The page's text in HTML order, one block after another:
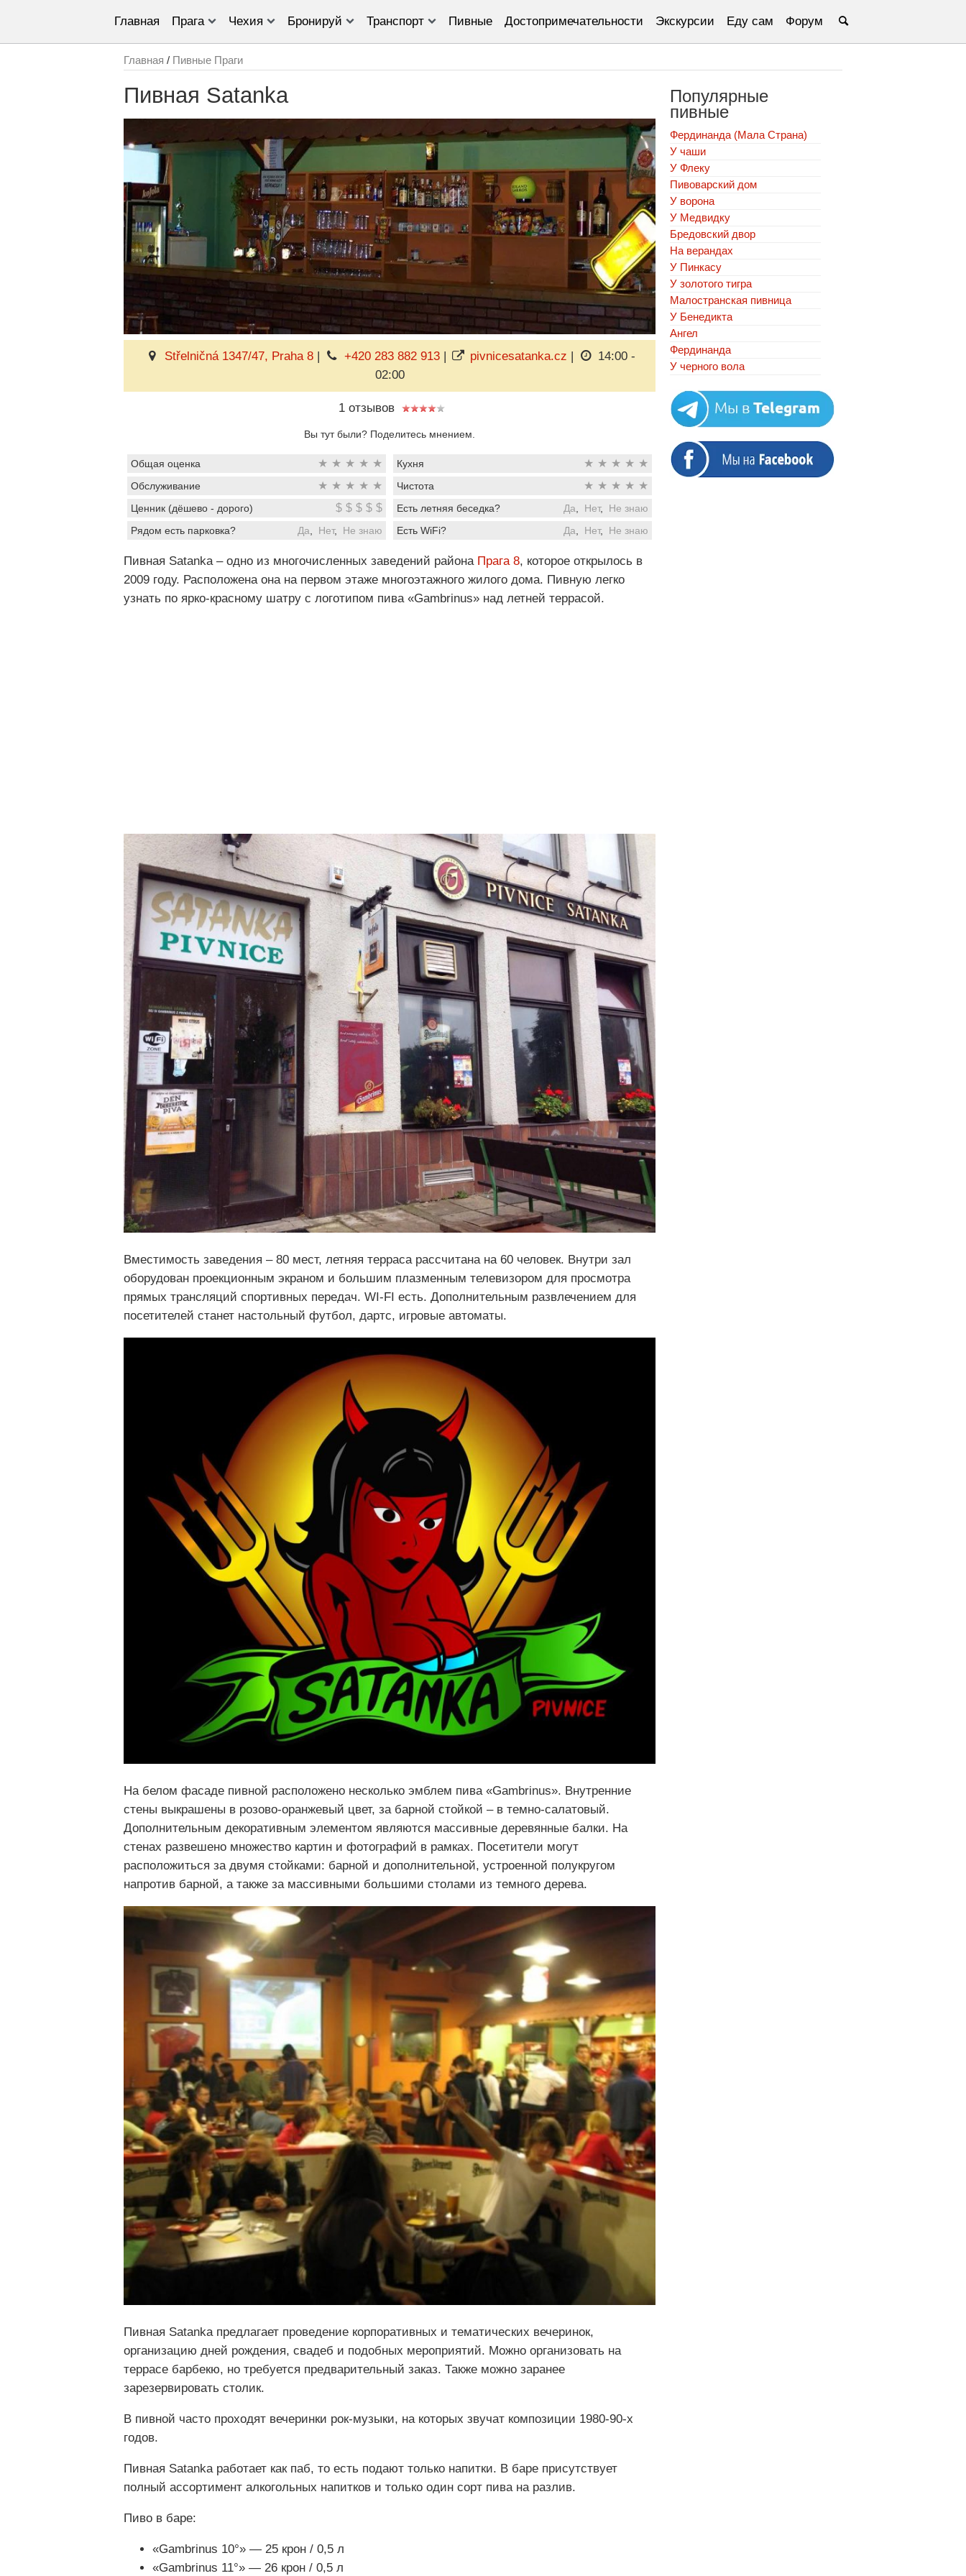
Главная Прага Чехия Бронируй Транспорт Пивные Достопримечательности Экскурсии Еду сам Форум
Главная / Пивные Праги
Пивная Satanka
Střelničná 1347/47, Praha 8| +420 283 882 913| pivnicesatanka.cz |
14:00 -
02:00
1 отзывов
Вы тут были? Поделитесь мнением.
Общая оценка ★ ★ ★ ★ ★ Кухня ★ ★ ★ ★ ★
Обслуживание ★ ★ ★ ★ ★ Чистота ★ ★ ★ ★ ★
Ценник (дёшево - дорого) $ $ $ $ $ Есть летняя беседка? Да Нет, Не знаю
Рядом есть парковка?
Да Нет, Не знаю Есть WiFi? Да Нет, Не знаю
Пивная Satanka – одно из многочисленных заведений района Прага 8, которое открылось в
2009 году. Расположена она на первом этаже многоэтажного жилого дома. Пивную легко
узнать по ярко-красному шатру с логотипом пива «Gambrinus» над летней террасой.
Вместимость заведения – 80 мест, летняя терраса рассчитана на 60 человек. Внутри зал
оборудован проекционным экраном и большим плазменным телевизором для просмотра
прямых трансляций спортивных передач. WI-FI есть. Дополнительным развлечением для
посетителей станет настольный футбол, дартс, игровые автоматы.
На белом фасаде пивной расположено несколько эмблем пива «Gambrinus». Внутренние
стены выкрашены в розово-оранжевый цвет, за барной стойкой – в темно-салатовый.
Дополнительным декоративным элементом являются массивные деревянные балки. На
стенах развешено множество картин и фотографий в рамках. Посетители могут
расположиться за двумя стойками: барной и дополнительной, устроенной полукругом
напротив барной, а также за массивными большими столами из темного дерева.
Пивная Satanka предлагает проведение корпоративных и тематических вечеринок,
организацию дней рождения, свадеб и подобных мероприятий. Можно организовать на
террасе барбекю, но требуется предварительный заказ. Также можно заранее
зарезервировать столик.
В пивной часто проходят вечеринки рок-музыки, на которых звучат композиции 1980-90-х
годов.
Пивная Satanka работает как паб, то есть подают только напитки. В баре присутствует
полный ассортимент алкогольных напитков и только один сорт пива на разлив.
Пиво в баре:
«Gambrinus 10°» — 25 крон / 0,5 л
«Gambrinus 11°» — 26 крон / 0,5 л
Популярные
пивные
Фердинанда (Мала Страна)
У чаши
У Флеку
Пивоварский дом
У ворона
У Медвидку
Бредовский двор
На верандах
У Пинкасу
У золотого тигра
Малостранская пивница
У Бенедикта
Ангел
Фердинанда
У черного вола